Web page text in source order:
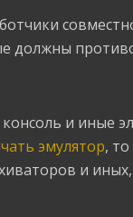
должны
и иные
эмулятор,
и